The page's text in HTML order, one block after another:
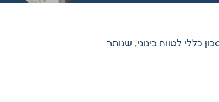
לטווח בינוני, שנותר